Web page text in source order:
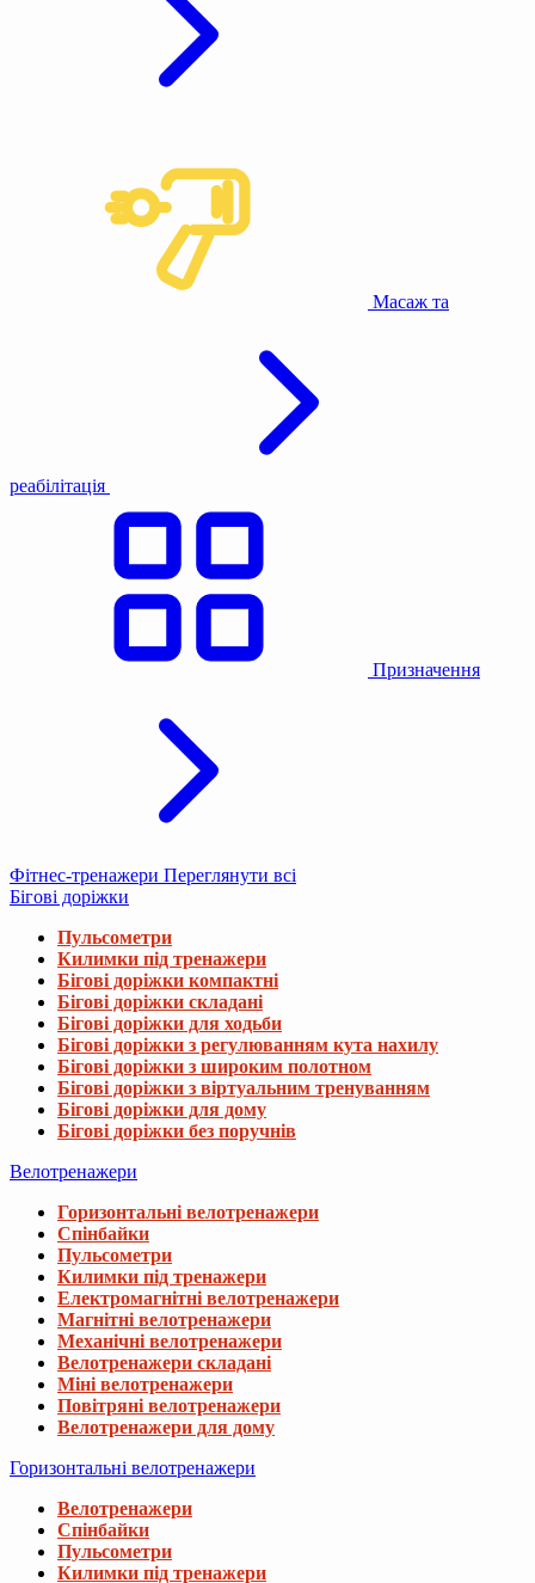
Масаж та
реабілітація
Призначення
Фітнес-тренажери Переглянути всі
Бігові доріжки
Пульсометри
Килимки під тренажери
Бігові доріжки компактні
Бігові доріжки складані
Бігові доріжки для ходьби
Бігові доріжки з регулюванням кута нахилу
Бігові доріжки з широким полотном
Бігові доріжки з віртуальним тренуванням
Бігові доріжки для дому
Бігові доріжки без поручнів
Велотренажери
Горизонтальні велотренажери
Спінбайки
Пульсометри
Килимки під тренажери
Електромагнітні велотренажери
Магнітні велотренажери
Механічні велотренажери
Велотренажери складані
Міні велотренажери
Повітряні велотренажери
Велотренажери для дому
Горизонтальні велотренажери
Велотренажери
Спінбайки
Пульсометри
Килимки під тренажери